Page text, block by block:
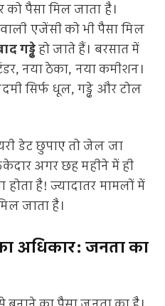
पैसा मिल जाता है।
एजेंसी को भी पैसा मिल
गड्ढेहो जाते हैं। बरसात में
नया ठेका, नया कमीशन।
सिर्फ धूल, गड्ढे और टोल
डेट छुपाए तो जेल जा
अगर छह महीने में ही
है! ज्यादातर मामलों में
जाता है।
अधिकार: जनता का